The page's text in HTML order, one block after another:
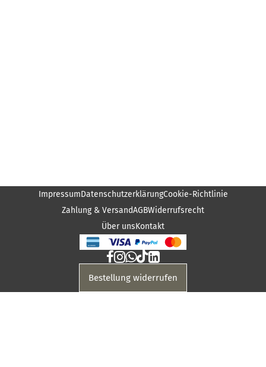
ImpressumDatenschutzerklärungCookie-Richtlinie
Zahlung & VersandAGBWiderrufsrecht
Über unsKontakt
Bestellung widerrufen